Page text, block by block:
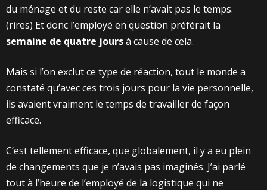
du ménage et du reste car elle n’avait pas le temps.
(rires) Et donc l’employé en question préférait la
semaine de quatre joursà cause de cela.
Mais si l’on exclut ce type de réaction, tout le monde a
constaté qu’avec ces trois jours pour la vie personnelle,
ils avaient vraiment le temps de travailler de façon
efficace.
C’est tellement efficace, que globalement, il y a eu plein
de changements que je n’avais pas imaginés. J’ai parlé
tout à l’heure de l’employé de la logistique qui ne